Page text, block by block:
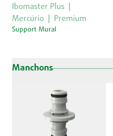
Ibomaster Plus
Mercúrio
Premium
Support Mural
Manchons